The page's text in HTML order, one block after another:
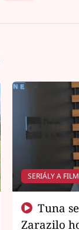
SERIÁLY A
Zarazilo